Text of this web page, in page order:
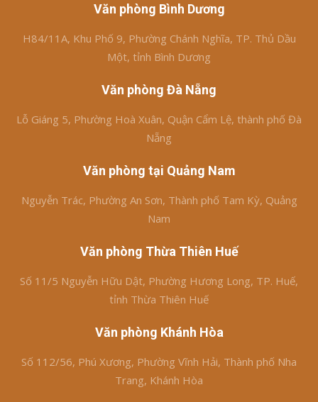
Văn phòng Bình Dương
H84/11A, Khu Phố 9, Phường Chánh Nghĩa, TP. Thủ Dầu
Một, tỉnh Bình Dương
Văn phòng Đà Nẵng
Lỗ Giáng 5, Phường Hoà Xuân, Quận Cẩm Lệ, thành phố Đà
Nẵng
Văn phòng tại Quảng Nam
Nguyễn Trác, Phường An Sơn, Thành phố Tam Kỳ, Quảng
Nam
Văn phòng Thừa Thiên Huế
Số 11/5 Nguyễn Hữu Dật, Phường Hương Long, TP. Huế,
tỉnh Thừa Thiên Huế
Văn phòng Khánh Hòa
Số 112/56, Phú Xương, Phường Vĩnh Hải, Thành phố Nha
Trang, Khánh Hòa